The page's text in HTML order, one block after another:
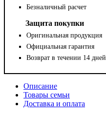
Безналичный расчет
Защита покупки
Оригинальная продукция
Официальная гарантия
Возврат в течении 14 дней
Описание
Товары семьи
Доставка и оплата